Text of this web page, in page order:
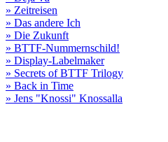
» Zeitreisen
» Das andere Ich
» Die Zukunft
» BTTF-Nummernschild!
» Display-Labelmaker
» Secrets of BTTF Trilogy
» Back in Time
» Jens "Knossi" Knossalla